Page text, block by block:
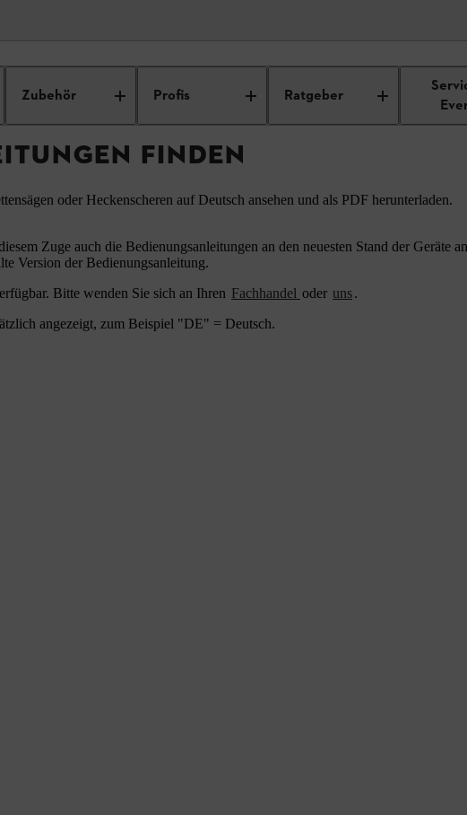
Zubehör Profis Ratgeber
FINDEN
oder Heckenscheren auf Deutsch ansehen und als PDF herunterladen.
Zuge auch die Bedienungsanleitungen an den neuesten Stand der Geräte
Version der Bedienungsanleitung.
Bitte wenden Sie sich an Ihren Fachhandel oder uns.
angezeigt, zum Beispiel "DE" = Deutsch.